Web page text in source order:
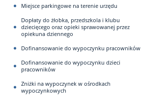
Miejsce parkingowe na terenie urzędu
Dopłaty do żłobka, przedszkola i klubu
dziecięcego oraz opieki sprawowanej przez
opiekuna dziennego
Dofinansowanie do wypoczynku pracowników
Dofinansowanie do wypoczynku dzieci
pracowników
Zniżki na wypoczynek w ośrodkach
wypoczynkowych